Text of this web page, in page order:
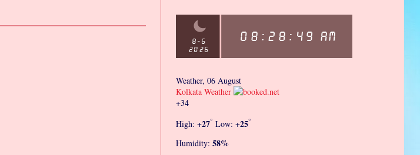
Weather, 06 August
Kolkata Weather
+34
High:+27° Low:+25°
Humidity:58%